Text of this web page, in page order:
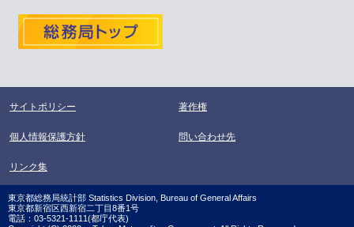
サイトポリシー 著作権
個人情報保護方針 問い合わせ先
リンク集
東京都総務局統計部 Statistics Division, Bureau of General Affairs
東京都新宿区西新宿二丁目8番1号
電話：03-5321-1111(都庁代表)